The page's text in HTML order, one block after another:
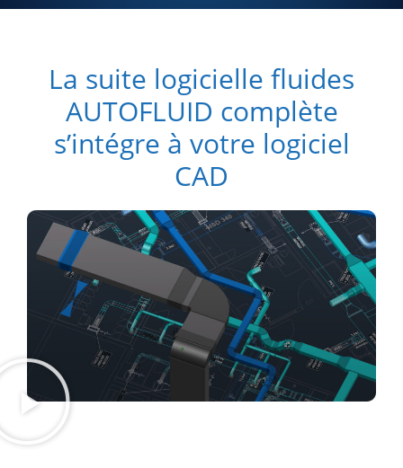
La suite logicielle fluides
AUTOFLUID complète
s’intégre à votre logiciel
CAD